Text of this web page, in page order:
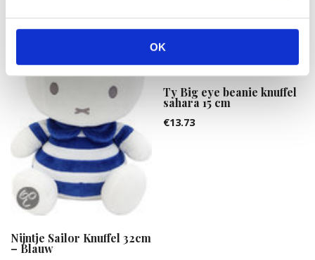
OK
Nijntje Sailor Knuffel 32cm
– Blauw
Ty Big eye beanie knuffel
sahara 15 cm
€13.73